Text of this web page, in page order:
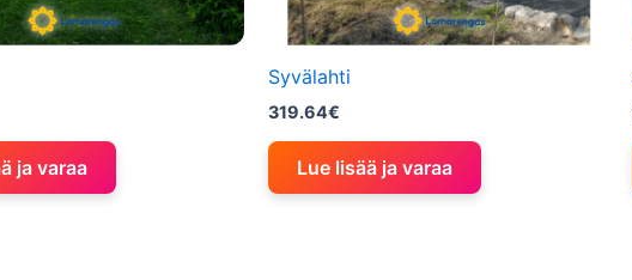
ja varaa
Syvälahti
319.64€
Lue lisää ja varaa